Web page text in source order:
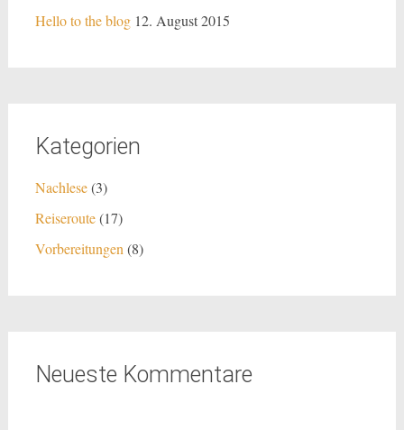
Hello to the blog 12. August 2015
Kategorien
Nachlese(3)
Reiseroute(17)
Vorbereitungen (8)
Neueste Kommentare